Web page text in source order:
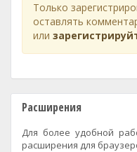
Только
оставлять
или
Расширения
Для более удобной
расширения для